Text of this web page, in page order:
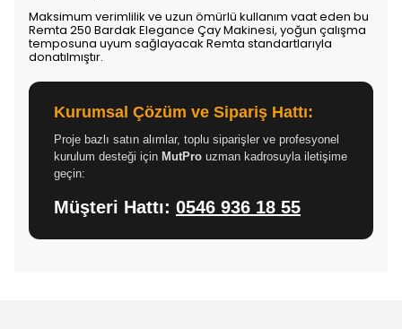
Maksimum verimlilik ve uzun ömürlü kullanım vaat eden bu
Remta 250 Bardak Elegance Çay Makinesi, yoğun çalışma
temposuna uyum sağlayacak Remta standartlarıyla
donatılmıştır.
Kurumsal Çözüm ve Sipariş Hattı:
Proje bazlı satın alımlar, toplu siparişler ve profesyonel
kurulum desteği için MutPro uzman kadrosuyla iletişime
geçin:
Müşteri Hattı: 0546 936 18 55